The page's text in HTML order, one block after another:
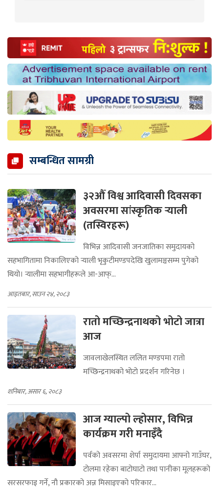
सम्बन्धित सामग्री
३२औँ विश्व आदिवासी दिवसका
अवसरमा सांस्कृतिक र्‍याली
(तस्विरहरू)
विभिन्न आदिवासी जनजातिका समुदायको
सहभागितामा निकालिएको र्‍याली भृकुटीमण्डपदेखि खुलामञ्चसम्म पुगेको
थियो। र्‍यालीमा सहभागीहरूले आ-आफ्...
आइतबार, साउन २४, २०८३
रातो मच्छिन्द्रनाथको भोटो जात्रा
आज
जावलाखेलस्थित ललित मण्डपमा रातो
मच्छिन्द्रनाथको भोटो प्रदर्शन गरिनेछ ।
शनिबार, असार ६, २०८३
आज ग्याल्पो ल्होसार, विभिन्न
कार्यक्रम गरी मनाइँदै
पर्वको अवसरमा शेर्पा समुदायमा आफ्नो गाउँघर,
टोलमा रहेका बाटोघाटो तथा पानीका मूलहरूको
सरसरफाइ गर्ने, नौ प्रकारको अन्न मिसाइएको परिकार...